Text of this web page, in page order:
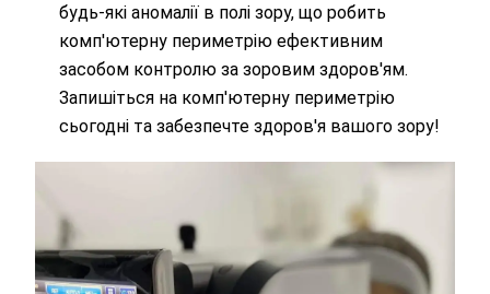
будь-які аномалії в полі зору, що робить
комп'ютерну периметрію ефективним
засобом контролю за зоровим здоров'ям.
Запишіться на комп'ютерну периметрію
сьогодні та забезпечте здоров'я вашого зору!